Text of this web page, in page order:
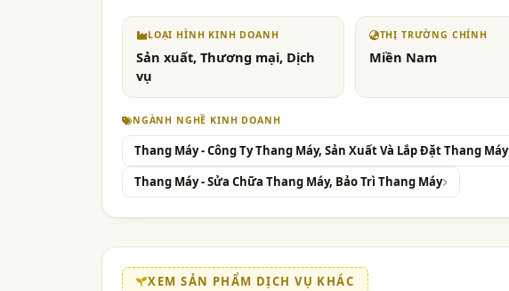
LOẠI HÌNH KINH DOANH
Sản xuất, Thương mại, Dịch
vụ
THỊ TRƯỜNG CHÍNH
Miền Nam
NGÀNH NGHỀ KINH DOANH
Thang Máy - Công Ty Thang Máy, Sản Xuất Và Lắp Đặt Thang Máy
Thang Máy - Sửa Chữa Thang Máy, Bảo Trì Thang Máy
XEM SẢN PHẨM DỊCH VỤ KHÁC